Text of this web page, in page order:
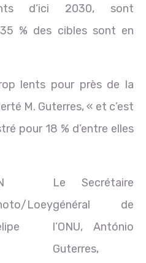
d’ici 2030, sont
% des cibles sont en
lents pour près de la
M. Guterres, « et c’est
pour 18 % d’entre elles
Loey
Le Secrétaire
général de
l’ONU, António
Guterres,